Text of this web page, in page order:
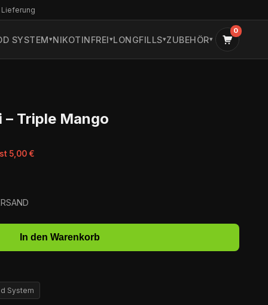
SYSTEM NIKOTINFREI LONGFILLS ZUBEHÖR
0
– Triple Mango
5,00 €
In den Warenkorb
System